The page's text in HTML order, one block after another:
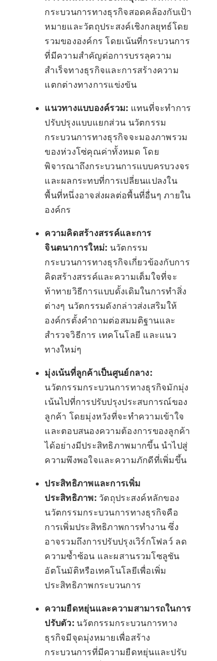
กระบวนการทางธุรกิจสอดคล้องกับเป้า
หมายและวัตถุประสงค์เชิงกลยุทธ์โดย
รวมขององค์กร โดยเน้นที่กระบวนการ
ที่มีความสำคัญต่อการบรรลุความ
สำเร็จทางธุรกิจและการสร้างความ
แตกต่างทางการแข่งขัน
แนวทางแบบองค์รวม: แทนที่จะทำการ
ปรับปรุงแบบแยกส่วน นวัตกรรม
กระบวนการทางธุรกิจจะมองภาพรวม
ของห่วงโซ่คุณค่าทั้งหมด โดย
พิจารณาถึงกระบวนการแบบครบวงจร
และผลกระทบที่การเปลี่ยนแปลงใน
พื้นที่หนึ่งอาจส่งผลต่อพื้นที่อื่นๆ ภายใน
องค์กร
ความคิดสร้างสรรค์และการ
จินตนาการใหม่: นวัตกรรม
กระบวนการทางธุรกิจเกี่ยวข้องกับการ
คิดสร้างสรรค์และความเต็มใจที่จะ
ท้าทายวิธีการแบบดั้งเดิมในการทำสิ่ง
ต่างๆ นวัตกรรมดังกล่าวส่งเสริมให้
องค์กรตั้งคำถามต่อสมมติฐานและ
สำรวจวิธีการ เทคโนโลยี และแนว
ทางใหม่ๆ
มุ่งเน้นที่ลูกค้าเป็นศูนย์กลาง:
นวัตกรรมกระบวนการทางธุรกิจมักมุ่ง
เน้นไปที่การปรับปรุงประสบการณ์ของ
ลูกค้า โดยมุ่งหวังที่จะทำความเข้าใจ
และตอบสนองความต้องการของลูกค้า
ได้อย่างมีประสิทธิภาพมากขึ้น นำไปสู่
ความพึงพอใจและความภักดีที่เพิ่มขึ้น
ประสิทธิภาพและการเพิ่ม
ประสิทธิภาพ: วัตถุประสงค์หลักของ
นวัตกรรมกระบวนการทางธุรกิจคือ
การเพิ่มประสิทธิภาพการทำงาน ซึ่ง
อาจรวมถึงการปรับปรุงเวิร์กโฟลว์ ลด
ความซ้ำซ้อน และผสานรวมโซลูชัน
อัตโนมัติหรือเทคโนโลยีเพื่อเพิ่ม
ประสิทธิภาพกระบวนการ
ความยืดหยุ่นและความสามารถในการ
ปรับตัว: นวัตกรรมกระบวนการทาง
ธุรกิจมีจุดมุ่งหมายเพื่อสร้าง
กระบวนการที่มีความยืดหยุ่นและปรับ